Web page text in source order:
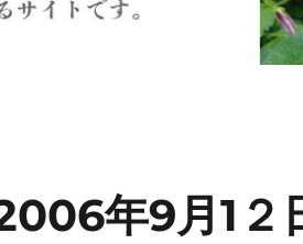
年9月1２